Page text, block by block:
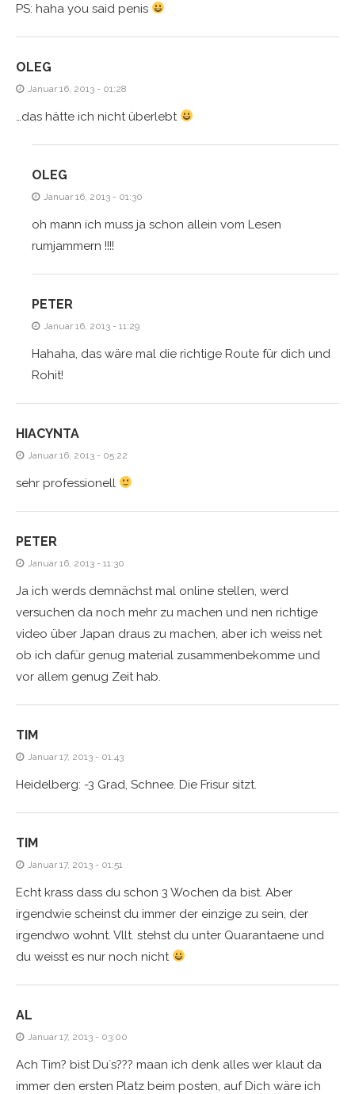
PS: haha you said penis
OLEG
Januar 16, 2013 - 01:28
…das hätte ich nicht überlebt
OLEG
Januar 16, 2013 - 01:30
oh mann ich muss ja schon allein vom Lesen
rumjammern !!!!
PETER
Januar 16, 2013 - 11:29
Hahaha, das wäre mal die richtige Route für dich und
Rohit!
HIACYNTA
Januar 16, 2013 - 05:22
sehr professionell
PETER
Januar 16, 2013 - 11:30
Ja ich werds demnächst mal online stellen, werd
versuchen da noch mehr zu machen und nen richtige
video über Japan draus zu machen, aber ich weiss net
ob ich dafür genug material zusammenbekomme und
vor allem genug Zeit hab.
TIM
Januar 17, 2013 - 01:43
Heidelberg: -3 Grad, Schnee. Die Frisur sitzt.
TIM
Januar 17, 2013 - 01:51
Echt krass dass du schon 3 Wochen da bist. Aber
irgendwie scheinst du immer der einzige zu sein, der
irgendwo wohnt. Vllt. stehst du unter Quarantaene und
du weisst es nur noch nicht
AL
Januar 17, 2013 - 03:00
Ach Tim? bist Du´s??? maan ich denk alles wer klaut da
immer den ersten Platz beim posten, auf Dich wäre ich